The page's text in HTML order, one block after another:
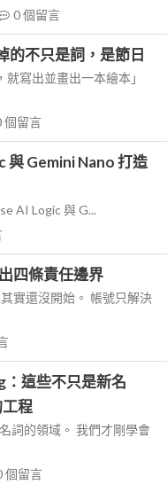
0個留言
的不只是詞，是節日
寫出並畫出一本繪本」
個留言
與 Gemini Nano 打造
AI Logic 與 G...
四條責任邊界
實還沒開始。 帳號只解決
這些不只是新名
程
詞的領域。 我們才剛學會
個留言